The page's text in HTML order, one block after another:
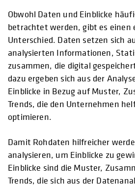
Obwohl Daten und Einblicke
betrachtet werden, gibt es einen
Unterschied. Daten setzen sich
analysierten Informationen,
zusammen, die digital
dazu ergeben sich aus der
Einblicke in Bezug auf Muster,
Trends, die den Unternehmen
optimieren.
Damit Rohdaten hilfreicher
analysieren, um Einblicke zu
Einblicke sind die Muster,
Trends, die sich aus der